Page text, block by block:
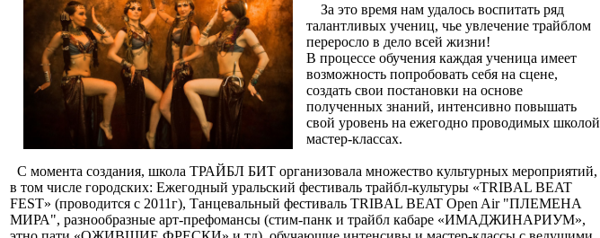
За это время нам удалось воспитать ряд
талантливых учениц, чье увлечение трайблом
переросло в дело всей жизни!
В процессе обучения каждая ученица имеет
возможность попробовать себя на сцене,
создать свои постановки на основе
полученных знаний, интенсивно повышать
свой уровень на ежегодно проводимых школой
мастер-классах.
С момента создания, школа ТРАЙБЛ БИТ организовала множество культурных мероприятий,
в том числе городских: Ежегодный уральский фестиваль трайбл-культуры «TRIBAL BEAT
FEST» (проводится с 2011г), Танцевальный фестиваль TRIBAL BEAT Open Air "ПЛЕМЕНА
МИРА", разнообразные арт-префомансы (стим-панк и трайбл кабаре «ИМАДЖИНАРИУМ»,